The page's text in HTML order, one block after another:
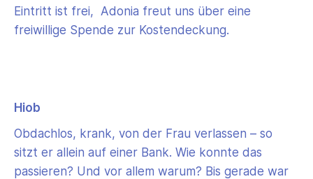
Eintritt ist frei, Adonia freut uns über eine
freiwillige Spende zur Kostendeckung.
Hiob
Obdachlos, krank, von der Frau verlassen – so
sitzt er allein auf einer Bank. Wie konnte das
passieren? Und vor allem warum? Bis gerade war